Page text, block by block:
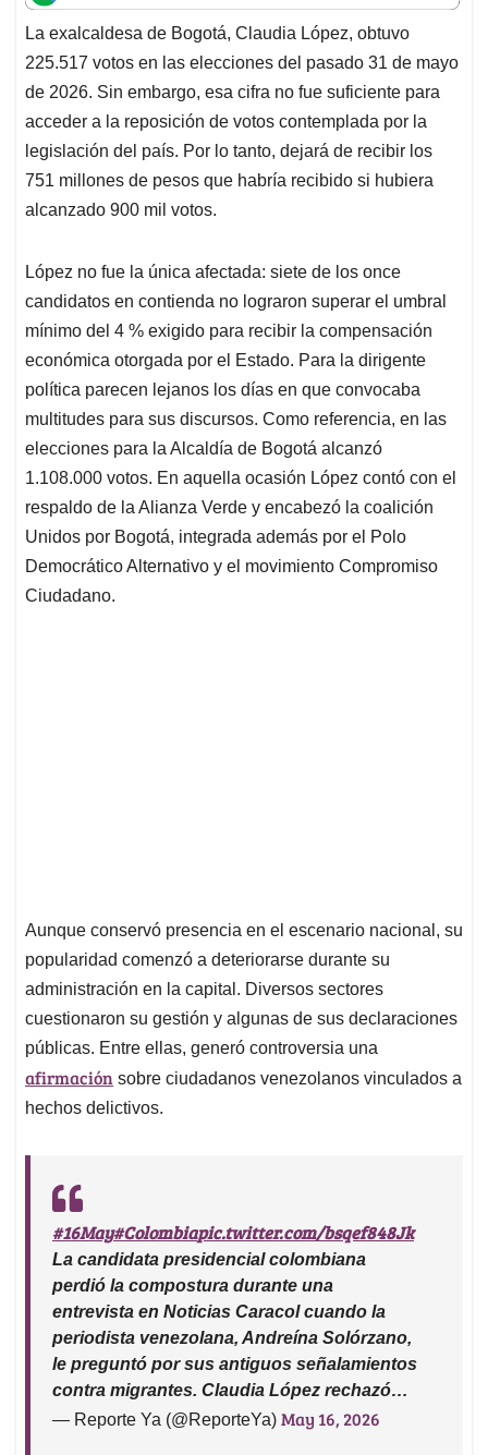
t
s
A
p
p
e
b
o
o
k
k
e
d
I
n
i
l
e
a
d
s
La exalcaldesa de Bogotá, Claudia López, obtuvo
225.517 votos en las elecciones del pasado 31 de mayo
de 2026. Sin embargo, esa cifra no fue suficiente para
acceder a la reposición de votos contemplada por la
legislación del país. Por lo tanto, dejará de recibir los
751 millones de pesos que habría recibido si hubiera
alcanzado 900 mil votos.
López no fue la única afectada: siete de los once
candidatos en contienda no lograron superar el umbral
mínimo del 4 % exigido para recibir la compensación
económica otorgada por el Estado. Para la dirigente
política parecen lejanos los días en que convocaba
multitudes para sus discursos. Como referencia, en las
elecciones para la Alcaldía de Bogotá alcanzó
1.108.000 votos. En aquella ocasión López contó con el
respaldo de la Alianza Verde y encabezó la coalición
Unidos por Bogotá, integrada además por el Polo
Democrático Alternativo y el movimiento Compromiso
Ciudadano.
Aunque conservó presencia en el escenario nacional, su
popularidad comenzó a deteriorarse durante su
administración en la capital. Diversos sectores
cuestionaron su gestión y algunas de sus declaraciones
públicas. Entre ellas, generó controversia una
afirmación sobre ciudadanos venezolanos vinculados a
hechos delictivos.
#16May#Colombiapic.twitter.com/bsqef848Jk
La candidata presidencial colombiana
perdió la compostura durante una
entrevista en Noticias Caracol cuando la
periodista venezolana, Andreína Solórzano,
le preguntó por sus antiguos señalamientos
contra migrantes. Claudia López rechazó…
— Reporte Ya (@ReporteYa) May 16, 2026